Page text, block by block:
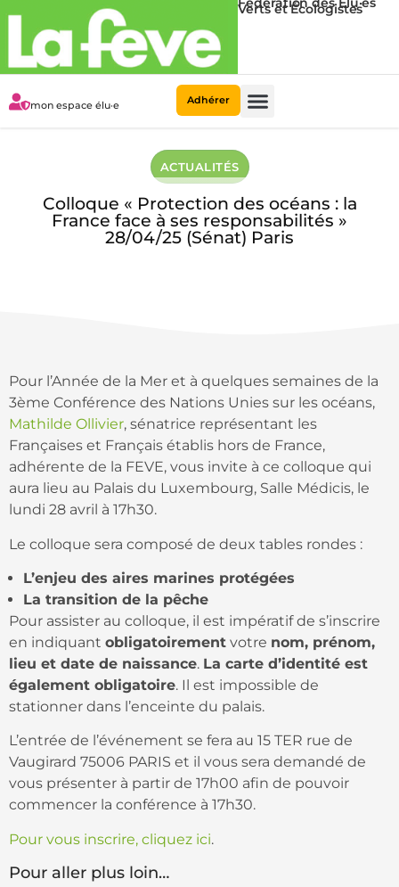
Verts et Écologistes
mon espace élu·e Adhérer
ACTUALITÉS
Colloque « Protection des océans : la
France face à ses responsabilités »
28/04/25 (Sénat) Paris
Pour l’Année de la Mer et à quelques semaines de la
3ème Conférence des Nations Unies sur les océans,
Mathilde Ollivier, sénatrice représentant les
Françaises et Français établis hors de France,
adhérente de la FEVE, vous invite à ce colloque qui
aura lieu au Palais du Luxembourg, Salle Médicis, le
lundi 28 avril à 17h30.
Le colloque sera composé de deux tables rondes :
L’enjeu des aires marines protégées
La transition de la pêche
Pour assister au colloque, il est impératif de s’inscrire
en indiquant obligatoirement votre nom, prénom,
lieu et date de naissance. La carte d’identité est
également obligatoire. Il est impossible de
stationner dans l’enceinte du palais.
L’entrée de l’événement se fera au 15 TER rue de
Vaugirard 75006 PARIS et il vous sera demandé de
vous présenter à partir de 17h00 afin de pouvoir
commencer la conférence à 17h30.
Pour vous inscrire, cliquez ici.
Pour aller plus loin…